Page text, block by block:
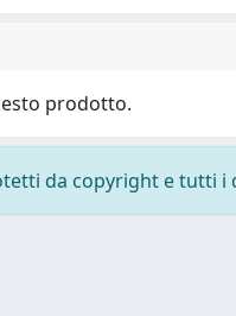
prodotto.
da copyright e tutti